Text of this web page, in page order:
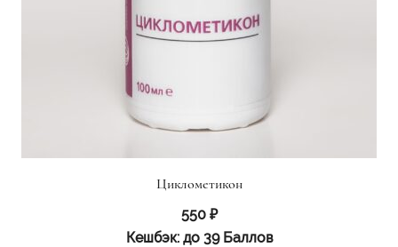
Циклометикон
550 ₽
Кешбэк:до 39 Баллов